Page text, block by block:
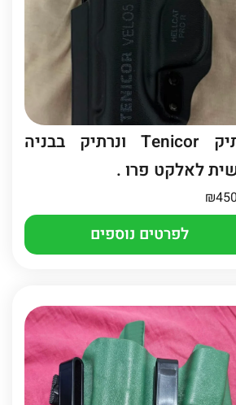
נרתיק Tenicor ונרתיק בבניה
לאלקט פרו .
₪
לפרטים נוספים